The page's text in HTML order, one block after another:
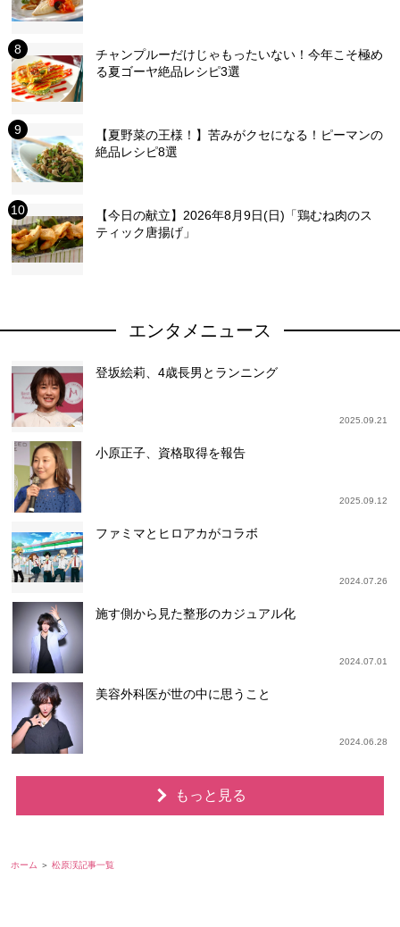
チャンプルーだけじゃもったいない！今年こそ極め
る夏ゴーヤ絶品レシピ3選
【夏野菜の王様！】苦みがクセになる！ピーマンの
絶品レシピ8選
【今日の献立】2026年8月9日(日)「鶏むね肉のス
ティック唐揚げ」
エンタメニュース
登坂絵莉、4歳長男とランニング
2025.09.21
小原正子、資格取得を報告
2025.09.12
ファミマとヒロアカがコラボ
2024.07.26
施す側から見た整形のカジュアル化
2024.07.01
美容外科医が世の中に思うこと
2024.06.28
もっと見る
ホーム 松原渓記事一覧